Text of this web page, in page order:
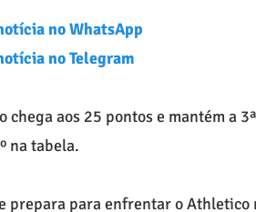
no WhatsApp
no Telegram
chega aos 25 pontos e mantém a
na tabela.
prepara para enfrentar o Athletico